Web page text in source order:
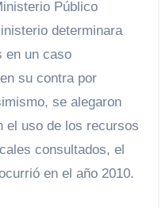
Público
determinara
en un caso
su contra por
se alegaron
el uso de los recursos
consultados, el
en el año 2010.